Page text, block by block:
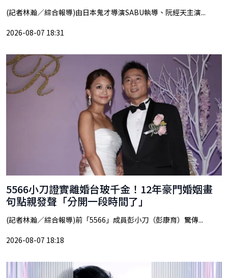
(記者林瀚／綜合報導)由日本鬼才導演SABU執導、阮經天主演...
2026-08-07 18:31
5566小刀證實離婚台玻千金！12年豪門婚姻畫
句點親發聲「分開一段時間了」
(記者林瀚／綜合報導)前「5566」成員彭小刀（彭康育）驚傳...
2026-08-07 18:18